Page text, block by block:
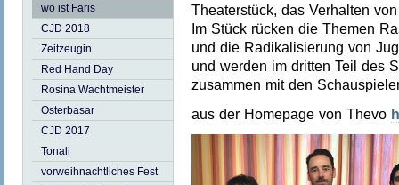
wo ist Faris
CJD 2018
Zeitzeugin
Red Hand Day
Rosina Wachtmeister
Osterbasar
CJD 2017
Tonali
vorweihnachtliches Fest
Theaterstück, das Verhalten
Im Stück rücken die Themen
und die Radikalisierung von
und werden im dritten Teil des
zusammen mit den
aus der Homepage von Thevo